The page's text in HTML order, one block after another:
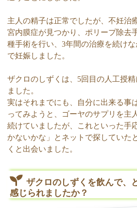
主人の精子は正常でしたが、不妊治
宮内膜症が見つかり、ポリープ除去
種手術を行い、3年間の治療を続け
で妊娠しました。
ザクロのしずくは、5回目の人工授
ました。
実はそれまでにも、自分に出来る事
ってみようと、ゴーヤのサプリを主
続けていましたが、これといった手
かないかな」とネットで探していた
くと出会いました。
ザクロのしずくを飲んで、
感じられましたか？